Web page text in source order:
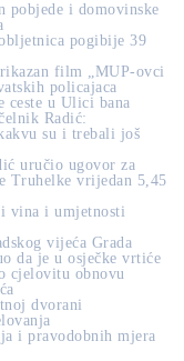
pobjede i domovinske
pogibije 39
film „MUP-ovci
policajaca
ceste u Ulici bana
Radić:
su i trebali još
uručio ugovor za
Truhelke vrijedan 5,45
vina i umjetnosti
vijeća Grada
da je u osječke vrtiće
cjelovitu obnovu
dvorani
i pravodobnih mjera